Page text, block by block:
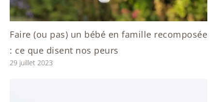
Faire (ou pas) un bébé en famille recomposée
: ce que disent nos peurs
29 juillet 2023